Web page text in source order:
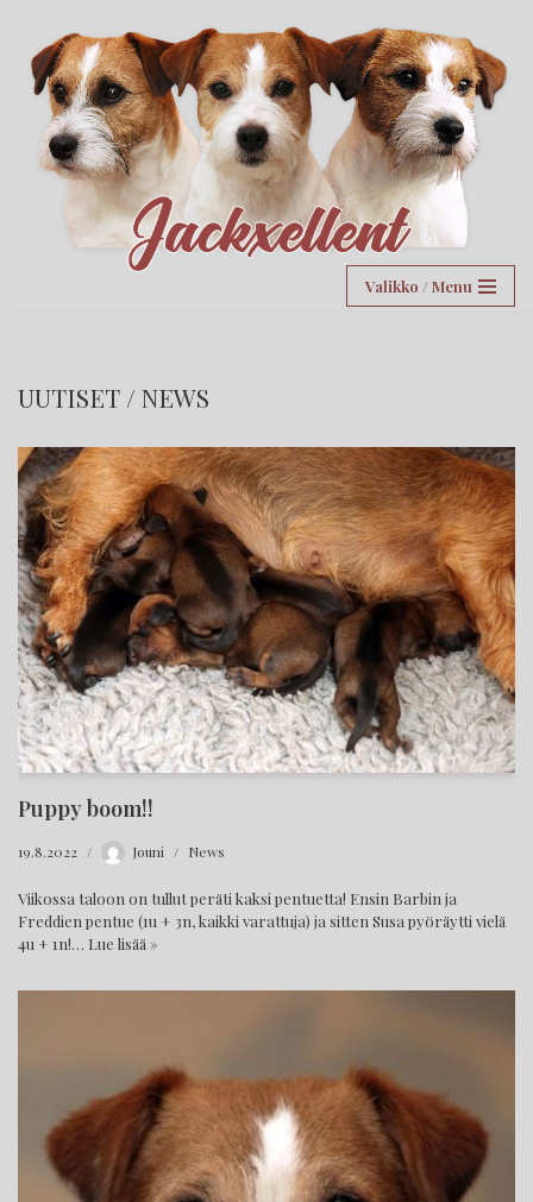
Siirry
suoraan
sisältöön
Valikko / Menu
UUTISET / NEWS
Puppy boom!!
19.8.2022 Jouni News
Viikossa taloon on tullut peräti kaksi pentuetta! Ensin Barbin ja
Freddien pentue (1u + 3n, kaikki varattuja) ja sitten Susa pyöräytti vielä
4u + 1n!… Lue lisää »